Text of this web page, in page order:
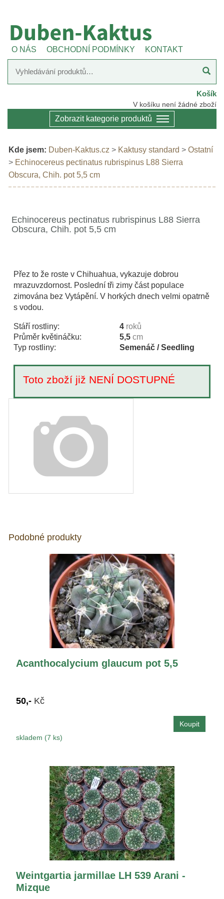
O NÁS OBCHODNÍ PODMÍNKY KONTAKT
Košík
V košíku není žádné zboží
Zobrazit kategorie produktů
Kde jsem: Duben-Kaktus.cz > Kaktusy standard > Ostatní
> Echinocereus pectinatus rubrispinus L88 Sierra
Obscura, Chih. pot 5,5 cm
Echinocereus pectinatus rubrispinus L88 Sierra
Obscura, Chih. pot 5,5 cm
Přez to že roste v Chihuahua, vykazuje dobrou
mrazuvzdornost. Poslední tři zimy část populace
zimována bez Vytápění. V horkých dnech velmi opatrně
s vodou.
Stáří rostliny: 4 roků
Průměr květináčku:
5,5 cm
Typ rostliny:
Semenáč / Seedling
Toto zboží již NENÍ DOSTUPNÉ
Podobné produkty
Acanthocalycium glaucum pot 5,5
50,- Kč
skladem (7 ks)
Weintgartia jarmillae LH 539 Arani -
Mizque